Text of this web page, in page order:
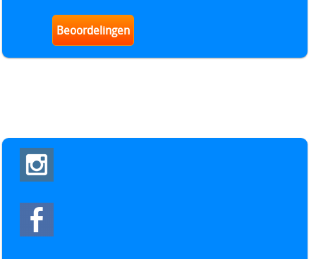
Beoordelingen